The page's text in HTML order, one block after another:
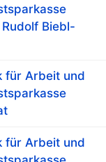
Biebl-
für Arbeit und
für Arbeit und